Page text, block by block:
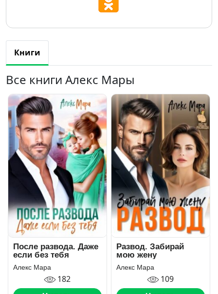
Книги
Все книги Алекс Мары
После развода. Даже
если без тебя
Алекс Мара
182
Развод. Забирай
мою жену
Алекс Мара
109